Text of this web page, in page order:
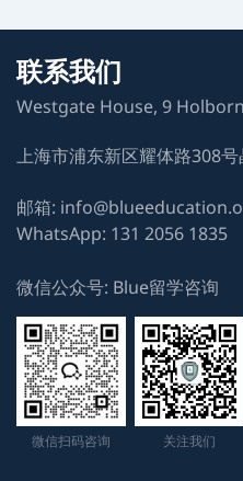
HDY
剑桥大学自然科学专业
LAB
剑桥大学自然科学专
YNY
剑桥大学自然科学专业
NHR
牛津大学生物化学专业
XLC
剑桥大学兽医专业
联系我们
Westgate House, 9
上海市浦东新区耀体路308
邮箱:
WhatsApp: 131 2056 1835
微信公众号: Blue留学咨询
微信扫码咨询 关注我们